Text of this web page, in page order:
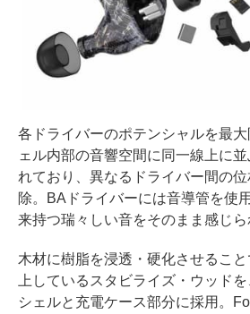
各ドライバーのポテンシャルを最
ェル内部の音響空間に同一線上に
れており、異なるドライバー間の
除。BAドライバーには音導管を使
来持つ瑞々しい音をそのまま感じら
木材に樹脂を浸透・硬化させるこ
上しているスタビライズ・ウッド
シェルと充電ケース部分に採用。